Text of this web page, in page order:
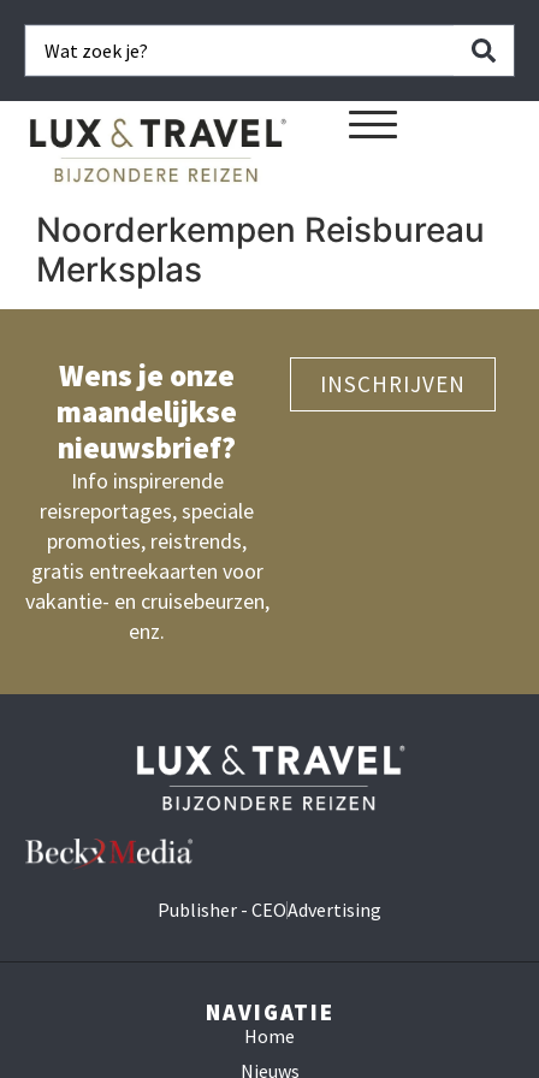
Noorderkempen Reisbureau
Merksplas
Wens je onze
maandelijkse
nieuwsbrief?
Info inspirerende
reisreportages, speciale
promoties, reistrends,
gratis entreekaarten voor
vakantie- en cruisebeurzen,
enz.
INSCHRIJVEN
Publisher - CEOAdvertising
NAVIGATIE
Home
Nieuws